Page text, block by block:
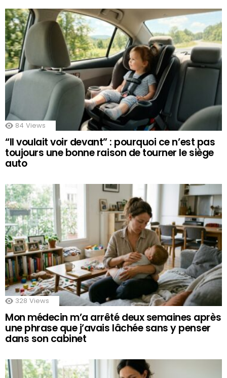
84 Views
“Il voulait voir devant” : pourquoi ce n’est pas
toujours une bonne raison de tourner le siège
auto
328 Views
Mon médecin m’a arrêté deux semaines après
une phrase que j’avais lâchée sans y penser
dans son cabinet